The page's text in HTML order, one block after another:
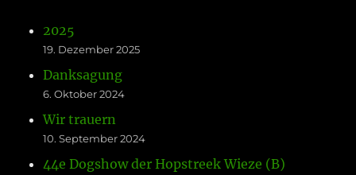
2025
19. Dezember 2025
Danksagung
6. Oktober 2024
Wir trauern
10. September 2024
44e Dogshow der Hopstreek Wieze (B)